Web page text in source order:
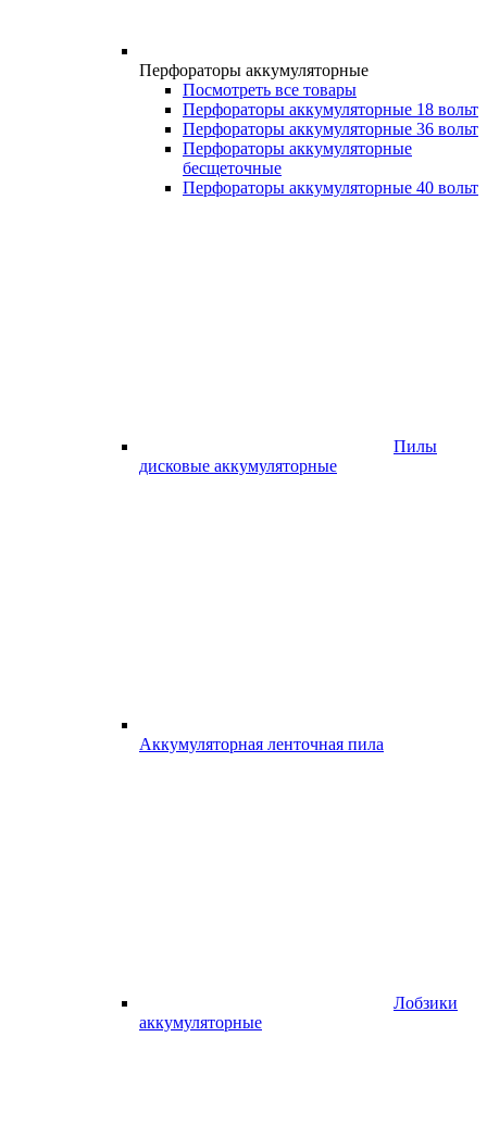
Перфораторы аккумуляторные
Посмотреть все товары
Перфораторы аккумуляторные 18 вольт
Перфораторы аккумуляторные 36 вольт
Перфораторы аккумуляторные
бесщеточные
Перфораторы аккумуляторные 40 вольт
Пилы
дисковые аккумуляторные
Аккумуляторная ленточная пила
Лобзики
аккумуляторные